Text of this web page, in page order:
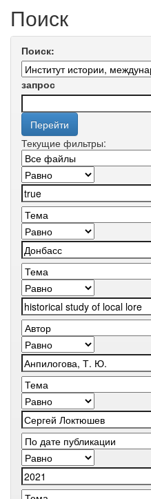
Поиск
Поиск:
запрос
Текущие фильтры: